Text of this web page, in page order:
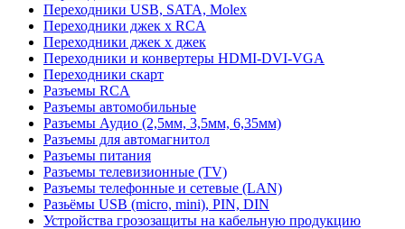
Переходники USB, SATA, Molex
Переходники джек х RCA
Переходники джек х джек
Переходники и конвертеры HDMI-DVI-VGA
Переходники скарт
Разъемы RCA
Разъемы автомобильные
Разъемы Аудио (2,5мм, 3,5мм, 6,35мм)
Разъемы для автомагнитол
Разъемы питания
Разъемы телевизионные (TV)
Разъемы телефонные и сетевые (LAN)
Разьёмы USB (micro, mini), PIN, DIN
Устройства грозозащиты на кабельную продукцию